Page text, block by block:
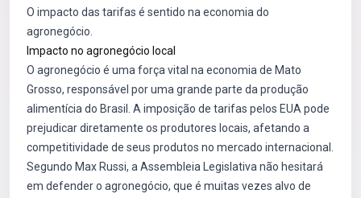
O impacto das tarifas é sentido na economia do
agronegócio.
Impacto no agronegócio local
O agronegócio é uma força vital na economia de Mato
Grosso, responsável por uma grande parte da produção
alimentícia do Brasil. A imposição de tarifas pelos EUA pode
prejudicar diretamente os produtores locais, afetando a
competitividade de seus produtos no mercado internacional.
Segundo Max Russi, a Assembleia Legislativa não hesitará
em defender o agronegócio, que é muitas vezes alvo de